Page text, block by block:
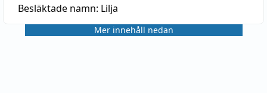
Besläktade namn: Lilja
Mer innehåll nedan